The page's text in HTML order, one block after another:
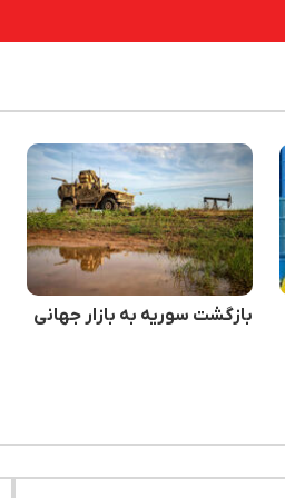
بازگشت سوریه به بازار جهانی